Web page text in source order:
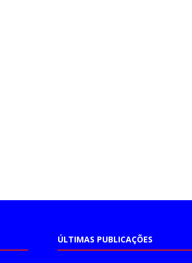
ÚLTIMAS PUBLICAÇÕES